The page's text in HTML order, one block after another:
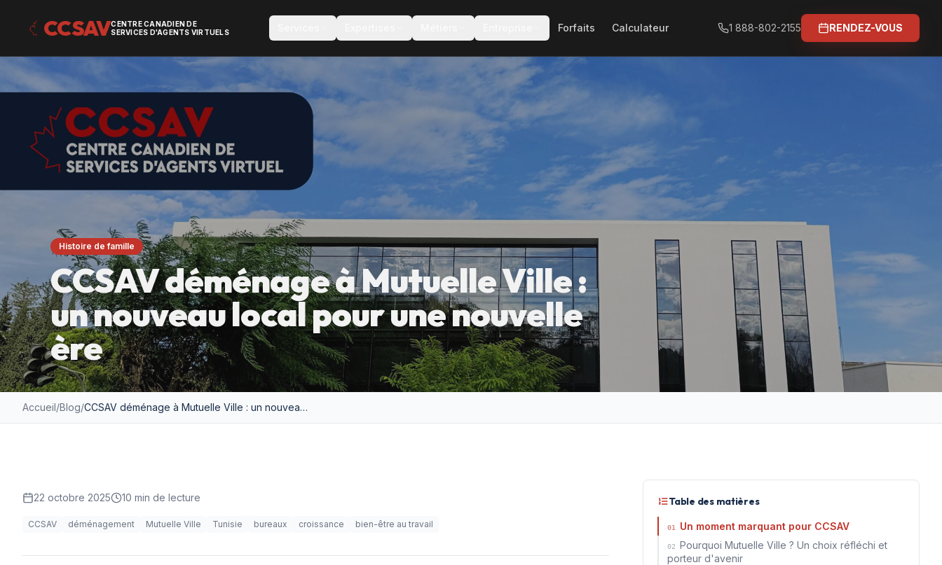
CCSAVCENTRE CANADIEN DE
SERVICES D'AGENTS VIRTUELS
Forfaits Calculateur 1 888-802-2155 RENDEZ-VOUS
Histoire de famille
CCSAV déménage à Mutuelle Ville :
un nouveau local pour une nouvelle
ère
Accueil/Blog/ CCSAV déménage à Mutuelle Ville : un nouveau local pour une nouvelle ère
22 octobre 2025 10 min de lecture
CCSAV déménagement Mutuelle Ville Tunisie bureaux croissance bien-être au travail
Table des matières
01 Un moment marquant pour CCSAV
02
Pourquoi Mutuelle Ville ? Un choix réfléchi et
porteur d'avenir